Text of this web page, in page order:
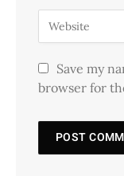
Save my
browser for